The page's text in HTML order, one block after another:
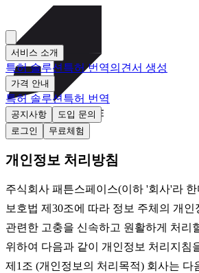
서비스 소개
특허 솔루션 특허 번역의견서 생성
가격 안내
특허 솔루션특허 번역
공지사항
도입 문의
로그인
무료체험
개인정보 처리방침
주식회사 패튼스페이스(이하 '회사'라
보호법 제30조에 따라 정보 주체의 개
관련한 고충을 신속하고 원활하게 처리
위하여 다음과 같이 개인정보 처리지침
제1조 (개인정보의 처리목적) 회사는 다